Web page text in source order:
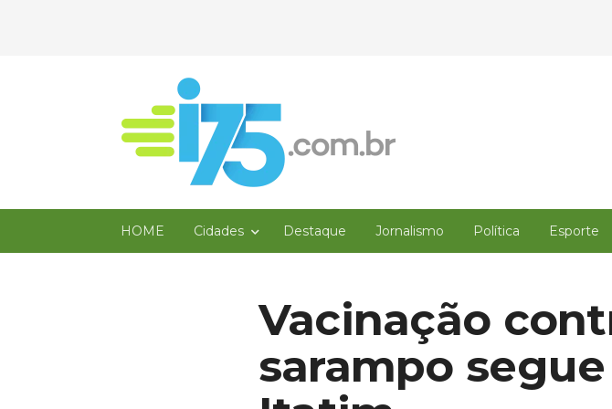
HOME Cidades Destaque Jornalismo Política Esporte
Vacinação
sarampo